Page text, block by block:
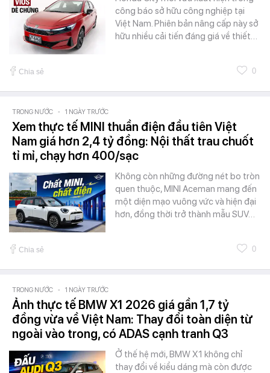
công báo sở hữu công nghiệp tại
Việt Nam. Phiên bản nâng cấp này sở
hữu nhiều cải tiến đáng giá về thiết…
Chia sẻ 0
TRONG NƯỚC - 1 NGÀY TRƯỚC
Xem thực tế MINI thuần điện đầu tiên Việt
Nam giá hơn 2,4 tỷ đồng: Nội thất trau chuốt
tỉ mỉ, chạy hơn 400/sạc
Không còn những đường nét bo tròn
quen thuộc, MINI Aceman mang đến
một diện mạo vuông vức và hiện đại
hơn, đồng thời trở thành mẫu SUV…
Chia sẻ 0
TRONG NƯỚC - 1 NGÀY TRƯỚC
Ảnh thực tế BMW X1 2026 giá gần 1,7 tỷ
đồng vừa về Việt Nam: Thay đổi toàn diện từ
ngoài vào trong, có ADAS cạnh tranh Q3
Ở thế hệ mới, BMW X1 không chỉ
thay đổi về kiểu dáng mà còn được